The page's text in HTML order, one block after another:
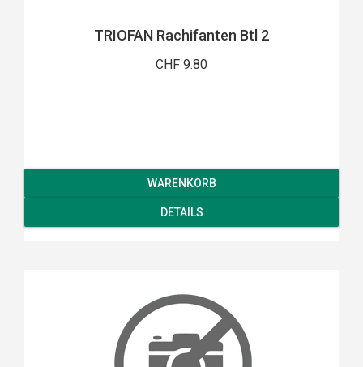
TRIOFAN Rachifanten Btl 2
CHF 9.80
WARENKORB
DETAILS